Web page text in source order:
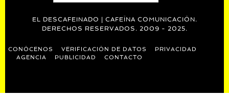
EL DESCAFEINADO | CAFEÍNA COMUNICACIÓN.
DERECHOS RESERVADOS. 2009 - 2025.
CONÓCENOS VERIFICACIÓN DE DATOS
PRIVACIDAD
AGENCIA
PUBLICIDAD CONTACTO